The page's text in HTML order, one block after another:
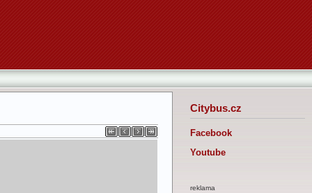
Citybus.cz
Facebook
Youtube
reklama